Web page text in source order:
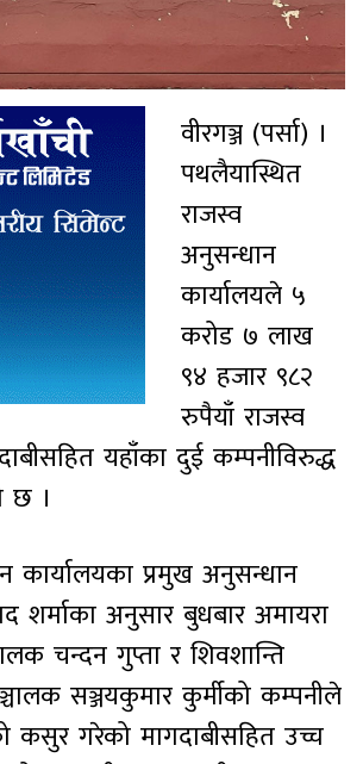
वीरगञ्ज (पर्सा) ।
पथलैयास्थित
राजस्व
अनुसन्धान
कार्यालयले ५
करोड ७ लाख
९४ हजार ९८२
रुपैयाँ राजस्व
यहाँका दुई कम्पनीविरुद्ध
छ ।
कार्यालयका प्रमुख अनुसन्धान
शर्माका अनुसार बुधबार अमायरा
चन्दन गुप्ता र शिवशान्ति
सञ्जयकुमार कुर्मीको कम्पनीले
कसुर गरेको मागदाबीसहित उच्च